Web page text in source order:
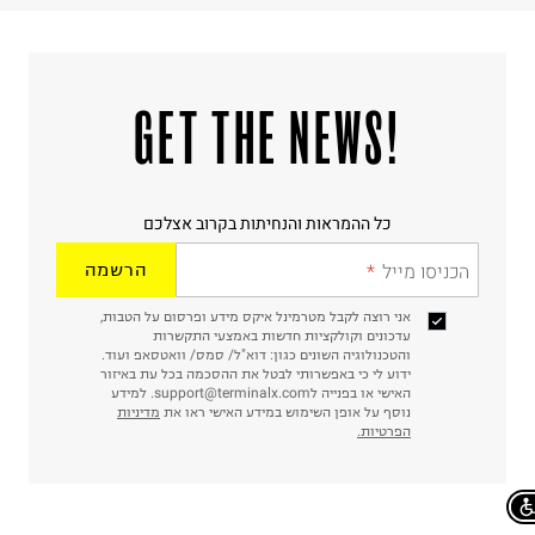
!GET THE NEWS
כל ההמראות והנחיתות בקרוב אצלכם
הכניסו מייל הרשמה
אני רוצה לקבל מטרמינל איקס מידע ופרסום על הטבות,
עדכונים וקולקציות חדשות באמצעי התקשרות
והטכנולוגיה השונים כגון: דוא"ל/ סמס/ וואטסאפ ועוד.
ידוע לי כי באפשרותי לבטל את ההסכמה בכל עת באיזור
האישי או בפנייה לsupport@terminalx.com. למידע
נוסף על אופן השימוש במידע האישי ראו את מדיניות
הפרטיות.